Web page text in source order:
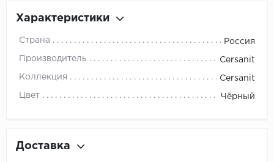
Характеристики
Страна Россия
Производитель Cersanit
Коллекция Cersanit
Цвет Чёрный
Доставка